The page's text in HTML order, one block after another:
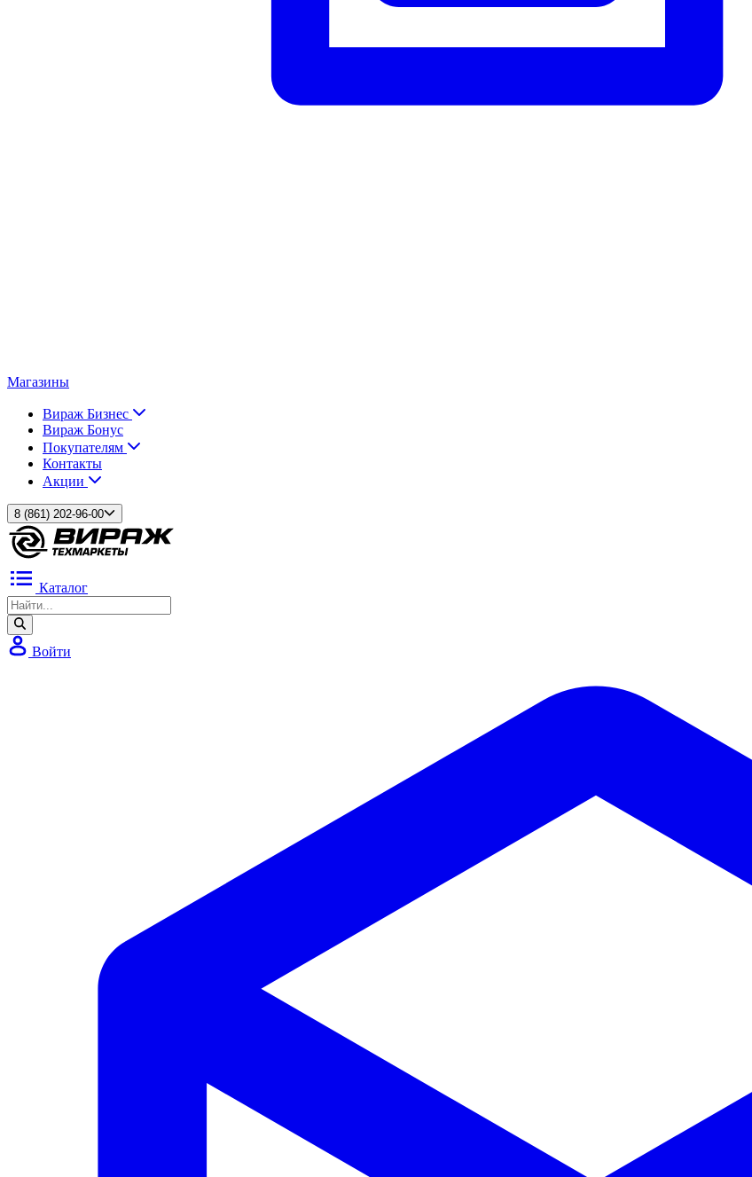
Магазины
Вираж Бизнес
Вираж Бонус
Покупателям
Контакты
Акции
8 (861) 202-96-00
Каталог
Войти